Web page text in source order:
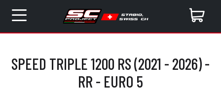
SPEED TRIPLE 1200 RS (2021 - 2026) -
RR - EURO 5